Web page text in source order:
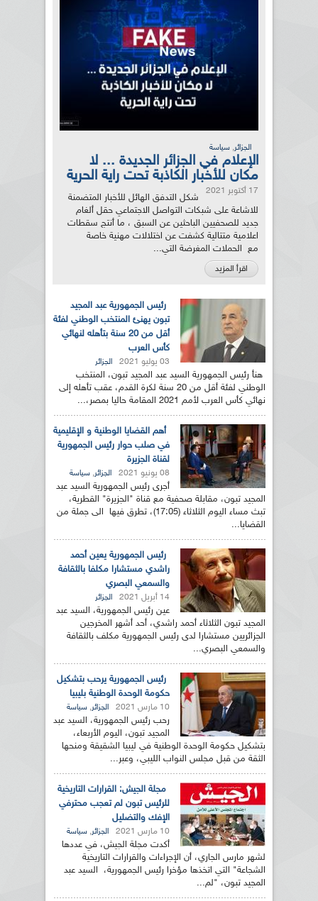
الجزائر, سياسة
الإعلام في الجزائر الجديدة ... لا
مكان للأخبار الكاذبة تحت راية الحرية
17 أكتوبر 2021
شكل التدفق الهائل للأخبار المتضمنة
للاشاعة على شبكات التواصل الاجتماعي حقل ألغام
جديد للصحفيين الباحثين عن السبق ، ما أنتج سقطات
اعلامية متتالية كشفت عن اختلالات مهنية خاصة
مع الحملات المغرضة التي...
اقرأ المزيد
رئيس الجمهورية عبد المجيد
تبون يهنئ المنتخب الوطني لفئة
أقل من 20 سنة بتأهله لنهائي
كأس العرب
03 يوليو 2021 الجزائر
هنأ رئيس الجمهورية السيد عبد المجيد تبون، المنتخب
الوطني لفئة أقل من 20 سنة لكرة القدم، عقب تأهله إلى
نهائي كأس العرب لأمم 2021 المقامة حاليا بمصر،...
أهم القضايا الوطنية و الإقليمية
في صلب حوار رئيس الجمهورية
لقناة الجزيرة
08 يونيو 2021 الجزائر, سياسة
أجرى رئيس الجمهورية السيد عبد
المجيد تبون، مقابلة صحفية مع قناة "الجزيرة" القطرية،
تبث مساء اليوم الثلاثاء (17:05)، تطرق فيها الى جملة من
القضايا...
رئيس الجمهورية يعين أحمد
راشدي مستشارا مكلفا بالثقافة
والسمعي البصري
14 أبريل 2021 الجزائر
عين رئيس الجمهورية، السيد عبد
المجيد تبون الثلاثاء أحمد راشدي، أحد أشهر المخرجين
الجزائريين مستشارا لدى رئيس الجمهورية مكلف بالثقافة
والسمعي البصري...
رئيس الجمهورية يرحب بتشكيل
حكومة الوحدة الوطنية بليبيا
10 مارس 2021 الجزائر, سياسة
رحب رئيس الجمهورية، السيد عبد
المجيد تبون، اليوم الأربعاء،
بتشكيل حكومة الوحدة الوطنية في ليبيا الشقيقة ومنحها
الثقة من قبل مجلس النواب الليبي، وعبر...
مجلة الجيش: القرارات التاريخية
للرئيس تبون لم تعجب محترفي
الإفك والتضليل
10 مارس 2021 الجزائر, سياسة
أكدت مجلة الجيش، في عددها
لشهر مارس الجاري، أن الإجراءات والقرارات التاريخية
الشجاعة" التي اتخذها مؤخرا رئيس الجمهورية، السيد عبد
المجيد تبون، "لم...